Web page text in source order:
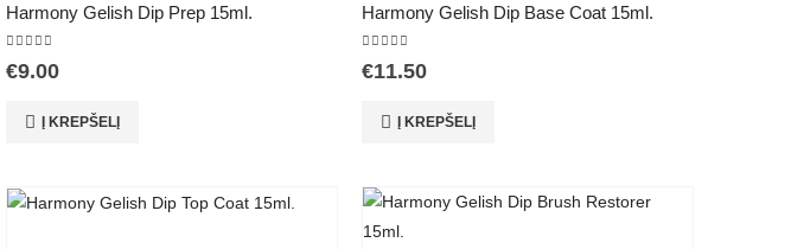
Harmony Gelish Dip Prep 15ml.
€9.00
Į KREPŠELĮ
Harmony Gelish Dip Base Coat 15ml.
€11.50
Į KREPŠELĮ